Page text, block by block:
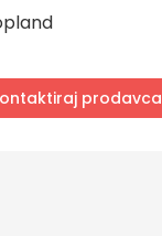
prodavca